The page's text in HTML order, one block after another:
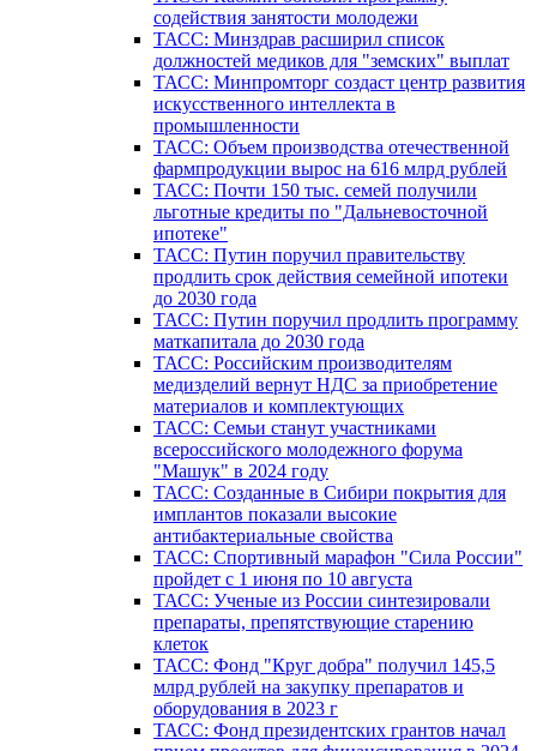
содействия занятости молодежи
ТАСС: Минздрав расширил список
должностей медиков для "земских" выплат
ТАСС: Минпромторг создаст центр развития
искусственного интеллекта в
промышленности
ТАСС: Объем производства отечественной
фармпродукции вырос на 616 млрд рублей
ТАСС: Почти 150 тыс. семей получили
льготные кредиты по "Дальневосточной
ипотеке"
ТАСС: Путин поручил правительству
продлить срок действия семейной ипотеки
до 2030 года
ТАСС: Путин поручил продлить программу
маткапитала до 2030 года
ТАСС: Российским производителям
медизделий вернут НДС за приобретение
материалов и комплектующих
ТАСС: Семьи станут участниками
всероссийского молодежного форума
"Машук" в 2024 году
ТАСС: Созданные в Сибири покрытия для
имплантов показали высокие
антибактериальные свойства
ТАСС: Спортивный марафон "Сила России"
пройдет с 1 июня по 10 августа
ТАСС: Ученые из России синтезировали
препараты, препятствующие старению
клеток
ТАСС: Фонд "Круг добра" получил 145,5
млрд рублей на закупку препаратов и
оборудования в 2023 г
ТАСС: Фонд президентских грантов начал